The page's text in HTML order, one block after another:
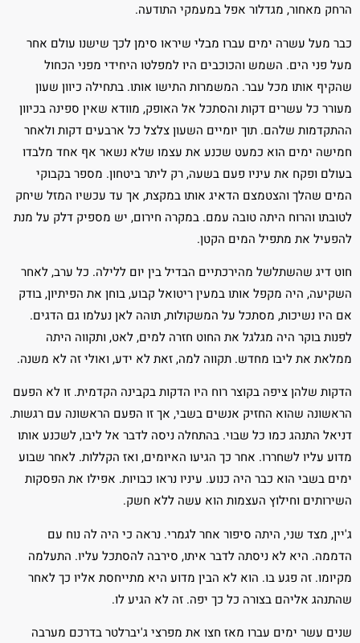
הרחק מאחור, מגדלור אפל במעמקי התודעה.
כבר מעל עשרה ימים עברו מבלי שיראו סימן לכך שישנו עולם אחר
מעל פני הים. השמש והכוכבים היו למפלטו היחידי מפני הכחול
שהקיף אותו מכל עבר. המשמרות התישו אותו. בתחילה כיוון שעון
מעורר כל עשרים דקות והסתכל אל האופק, מוודא שאין ספינה בכיוון
ההתקדמות שלהם. תוך יומיים השעון צלצל כל ארבעים דקות ולאחר
חמישה ימים הוא כמעט שכנע את עצמו שלא נשאר אף אחד מלבדו
בעולם ופקח את עיניו פעם בשעה, רק ליתר ביטחון. מספר בקבוקי
המים שהלך והצטמצם הדאיג אותו במקצת, אך עד עכשיו המזל שיחק
לטובתו והרוח היתה טובה עמם. במקרה חירום, יש מספיק דלק על מנת
להפעיל את מתפיל המים הקטן.
חוט דיג שהשתלשל מהירכתיים הבדיל בין יום ללילה. כל ערב, לאחר
השקיעה, היה מקפל אותו במעין ריטואל קבוע, בוחן את הפיתיון, בודק
אם היו נשיכות, מסתכל על המשקולות, תוהה לאן נעלמו גם הדגים.
לפנות בוקר היה מגלגל את החוט חזרה למים, לאט, ותקווה היתה
ממלאת את ליבו מחדש. תקווה למה, זאת לא ידע, ואולי זה לא משנה.
הדקות שלהן ציפה בקוצר רוח היו הדקות בקבינה הקדמית. זו לא הפעם
הראשונה שהוא החזיק אנשים בשבי, אך זו הפעם הראשונה עם רגשות.
דניאל התנהג כמו כל שבוי. בהתחלה ניסה לדבר אל ליבו, לשכנע אותו
מדוע עליו לשחררו. אחר כך הגיעו האיומים, ואז הקללות. לאחר שבוע
ימים בשבי הוא כבר היה כנוע. עיניו נראו כבויות. אפילו את הפסקות
השירותים וחילוץ העצמות הוא עשה ללא חשק.
ג'יין, מצד שני, היתה סיפור אחר לגמרי. נראה כי היה לה נוח עם
הדממה. היא לא ניסתה לדבר איתו, סירבה להסתכל עליו. התעלמה
מקיומו. זה פגע בו. הוא לא הבין מדוע היא מתייחסת אליו כך לאחר
שהתנהג אליהם בצורה כל כך יפה. זה לא הגיע לו.
שנים עשר ימים עברו מאז חצו את מפרצי ג'יברלטר בדרכם מערבה